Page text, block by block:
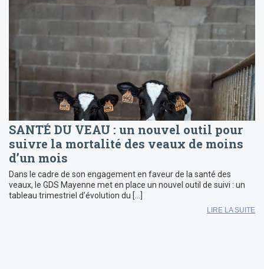
SANTÉ DU VEAU : un nouvel outil pour
suivre la mortalité des veaux de moins
d’un mois
Dans le cadre de son engagement en faveur de la santé des
veaux, le GDS Mayenne met en place un nouvel outil de suivi : un
tableau trimestriel d’évolution du […]
LIRE LA SUITE